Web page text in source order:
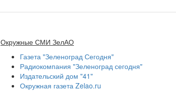
Окружные СМИ ЗелАО
Газета "Зеленоград Сегодня"
Радиокомпания "Зеленоград сегодня"
Издательский дом "41"
Окружная газета Zelao.ru